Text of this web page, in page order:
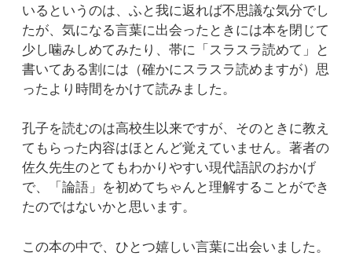
いるというのは、ふと我に返れば不思議な気分でし
たが、気になる言葉に出会ったときには本を閉じて
少し噛みしめてみたり、帯に「スラスラ読めて」と
書いてある割には（確かにスラスラ読めますが）思
ったより時間をかけて読みました。
孔子を読むのは高校生以来ですが、そのときに教え
てもらった内容はほとんど覚えていません。著者の
佐久先生のとてもわかりやすい現代語訳のおかげ
で、「論語」を初めてちゃんと理解することができ
たのではないかと思います。
この本の中で、ひとつ嬉しい言葉に出会いました。